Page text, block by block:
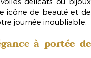
icône de beauté et de
journée inoubliable.
à portée de